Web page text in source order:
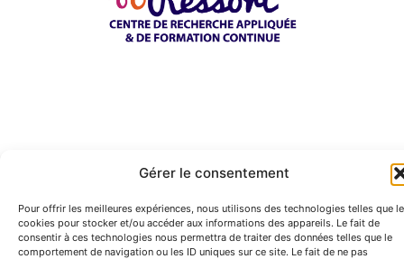
Gérer le consentement
Pour offrir les meilleures expériences, nous utilisons des technologies telles que
cookies pour stocker et/ou accéder aux informations des appareils. Le fait de
consentir à ces technologies nous permettra de traiter des données telles que le
comportement de navigation ou les ID uniques sur ce site. Le fait de ne pas